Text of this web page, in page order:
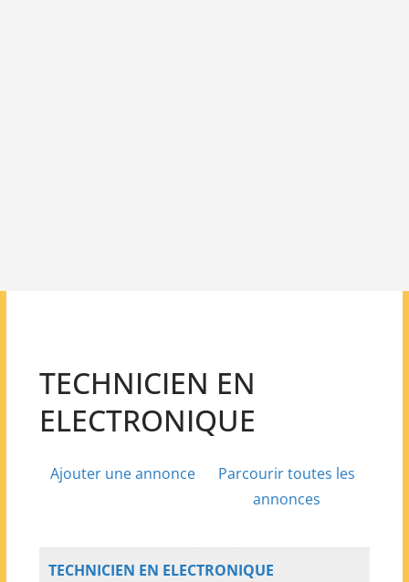
TECHNICIEN EN
ELECTRONIQUE
Ajouter une annonce
Parcourir toutes les
annonces
TECHNICIEN EN ELECTRONIQUE